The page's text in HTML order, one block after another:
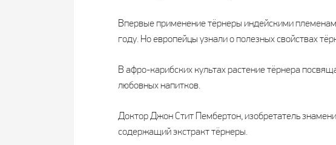
Впервые применение тёрнеры индейскими
году. Но европейцы узнали о полезных свойствах
В афро-карибских культах растение тёрнера
любовных напитков.
Доктор Джон Стит Пембертон, изобретатель
содержащий экстракт тёрнеры.